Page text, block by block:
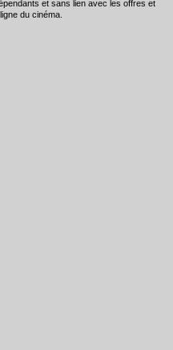
et sans lien avec les offres et
du cinéma.